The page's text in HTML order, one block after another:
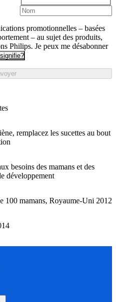
promotionnelles – basées
– au sujet des produits,
Philips. Je peux me désabonner
remplacez les sucettes au bout
besoins des mamans et des
développement
100 mamans, Royaume-Uni 2012